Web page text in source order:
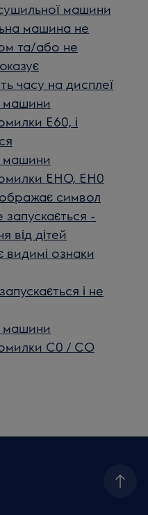
машини
машина не
та/або не
часу на дисплеї
машини
E60, і
машини
EHO, EH0
символ
запускається -
від дітей
ознаки
і не
машини
C0 / CO